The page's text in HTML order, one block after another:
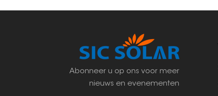
Abonneer u op ons voor meer
nieuws en evenementen